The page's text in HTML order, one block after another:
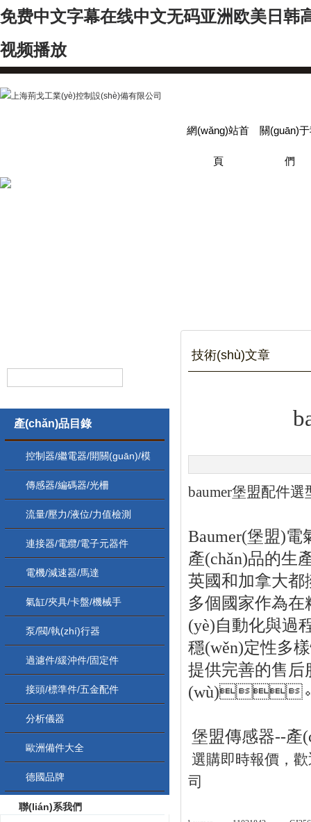
免费中文字幕在线中文无码亚洲欧美日韩
视频播放
網(wǎng)站首
頁
關(guān)
們
產(chǎn)品目錄
控制器/繼電器/開關(guān)/模
塊
傳感器/編碼器/光柵
流量/壓力/液位/力值檢測
連接器/電纜/電子元器件
電機/減速器/馬達
氣缸/夾具/卡盤/機械手
泵/閥/執(zhí)行器
過濾件/緩沖件/固定件
接頭/標準件/五金配件
分析儀器
歐洲備件大全
德國品牌
聯(lián)系我們
技術(shù)文章
baumer堡盟配件選
Baumer(堡盟)
產(chǎn)品的生產
英國和加拿大都
多個國家作為在
(yè)自動化與過程
穩(wěn)定性多樣
提供完善的售后
(wù)
堡盟傳感器--產
選購即時報價，
司